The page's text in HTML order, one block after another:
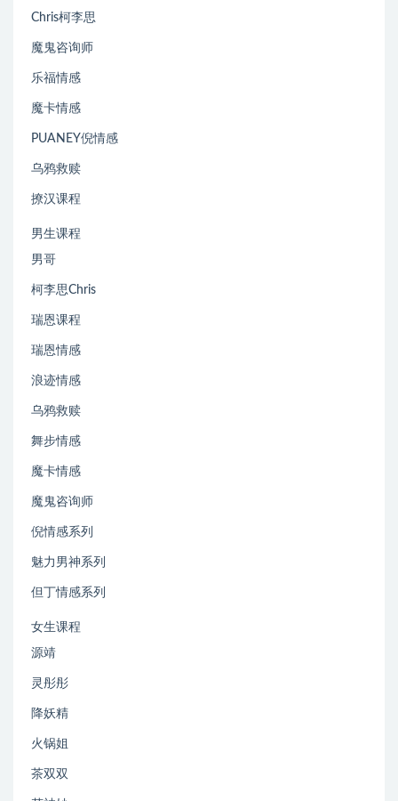
Chris柯李思
魔鬼咨询师
乐福情感
魔卡情感
PUANEY倪情感
乌鸦救赎
撩汉课程
男生课程
男哥
柯李思Chris
瑞恩课程
瑞恩情感
浪迹情感
乌鸦救赎
舞步情感
魔卡情感
魔鬼咨询师
倪情感系列
魅力男神系列
但丁情感系列
女生课程
源靖
灵彤彤
降妖精
火锅姐
茶双双